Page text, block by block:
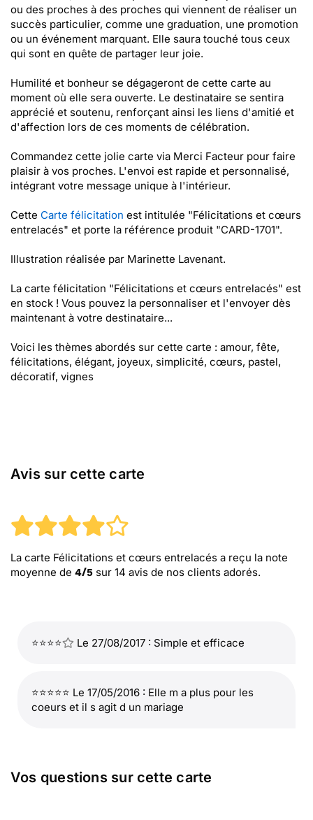
ou des proches à des proches qui viennent de réaliser un
succès particulier, comme une graduation, une promotion
ou un événement marquant. Elle saura touché tous ceux
qui sont en quête de partager leur joie.
Humilité et bonheur se dégageront de cette carte au
moment où elle sera ouverte. Le destinataire se sentira
apprécié et soutenu, renforçant ainsi les liens d'amitié et
d'affection lors de ces moments de célébration.
Commandez cette jolie carte via Merci Facteur pour faire
plaisir à vos proches. L'envoi est rapide et personnalisé,
intégrant votre message unique à l'intérieur.
Cette Carte félicitation est intitulée "Félicitations et cœurs
entrelacés" et porte la référence produit "CARD-1701".
Illustration réalisée par Marinette Lavenant.
La carte félicitation "Félicitations et cœurs entrelacés" est
en stock ! Vous pouvez la personnaliser et l'envoyer dès
maintenant à votre destinataire...
Voici les thèmes abordés sur cette carte : amour, fête,
félicitations, élégant, joyeux, simplicité, cœurs, pastel,
décoratif, vignes
Avis sur cette carte
La carte Félicitations et cœurs entrelacés a reçu la note
moyenne de 4/5 sur 14 avis de nos clients adorés.
⭐⭐⭐⭐ Le 27/08/2017 : Simple et efficace
⭐⭐⭐⭐⭐ Le 17/05/2016 : Elle m a plus pour les
coeurs et il s agit d un mariage
Vos questions sur cette carte